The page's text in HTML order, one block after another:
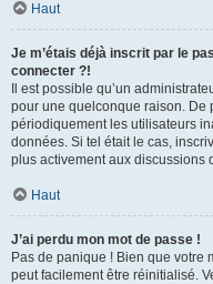
Haut
Je m’étais déjà inscrit par le
connecter ?!
Il est possible qu’un
pour une quelconque raison. De
périodiquement les utilisateurs
données. Si tel était le cas,
plus activement aux discussions
Haut
J’ai perdu mon mot de passe !
Pas de panique ! Bien que votre
peut facilement être réinitialisé.